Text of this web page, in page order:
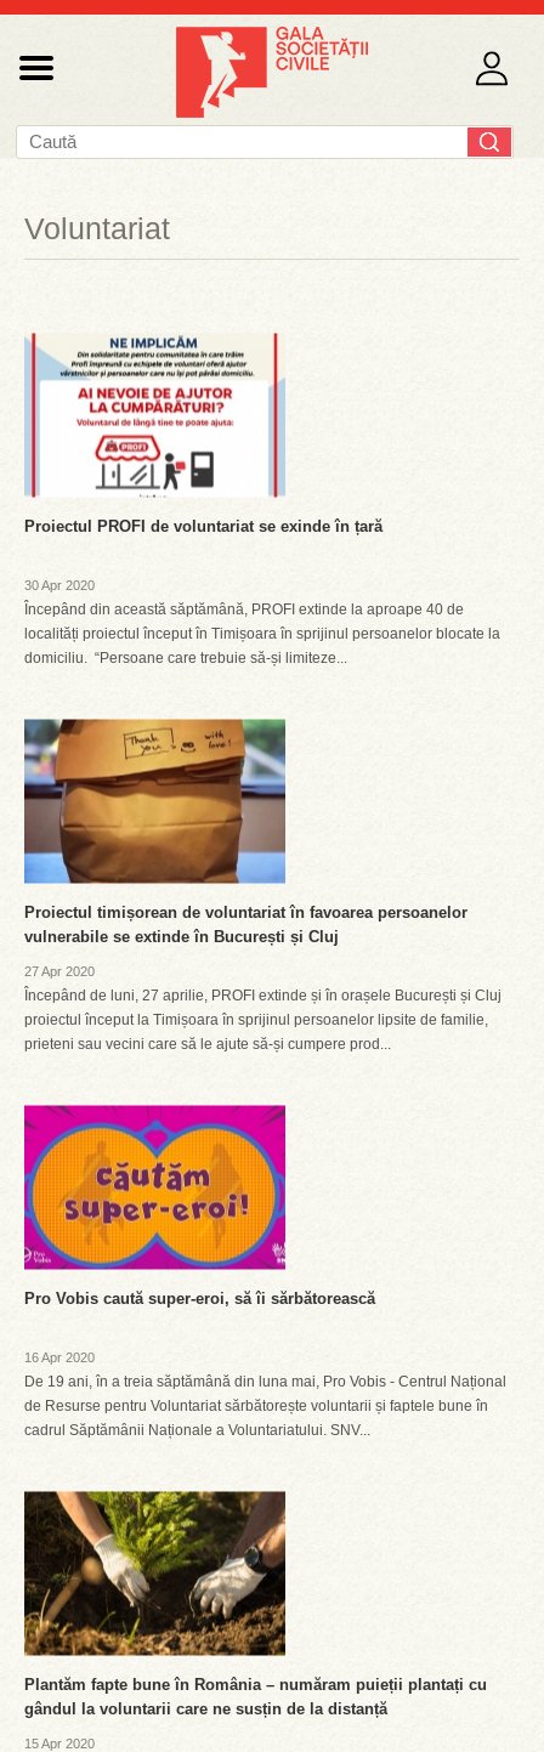
Voluntariat
Proiectul PROFI de voluntariat se exinde în țară
30 Apr 2020
Începând din această săptămână, PROFI extinde la aproape 40 de
localități proiectul început în Timișoara în sprijinul persoanelor blocate la
domiciliu. “Persoane care trebuie să-și limiteze...
Proiectul timișorean de voluntariat în favoarea persoanelor
vulnerabile se extinde în București și Cluj
27 Apr 2020
Începând de luni, 27 aprilie, PROFI extinde și în orașele București și Cluj
proiectul început la Timișoara în sprijinul persoanelor lipsite de familie,
prieteni sau vecini care să le ajute să-și cumpere prod...
Pro Vobis caută super-eroi, să îi sărbătorească
16 Apr 2020
De 19 ani, în a treia săptămână din luna mai, Pro Vobis - Centrul Național
de Resurse pentru Voluntariat sărbătorește voluntarii și faptele bune în
cadrul Săptămânii Naționale a Voluntariatului. SNV...
Plantăm fapte bune în România – număram puieții plantați cu
gândul la voluntarii care ne susțin de la distanță
15 Apr 2020